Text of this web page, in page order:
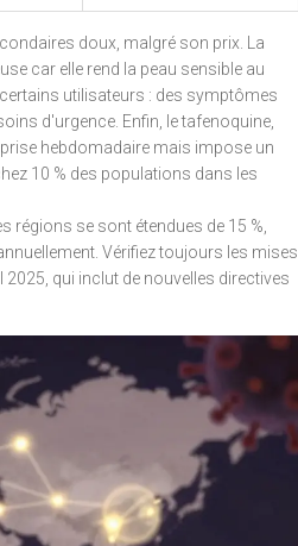
doux, malgré son prix. La
car elle rend la peau sensible au
utilisateurs : des symptômes
d'urgence. Enfin, le tafenoquine,
hebdomadaire mais impose un
10 % des populations dans les
régions se sont étendues de 15 %,
Vérifiez toujours les mises
qui inclut de nouvelles directives